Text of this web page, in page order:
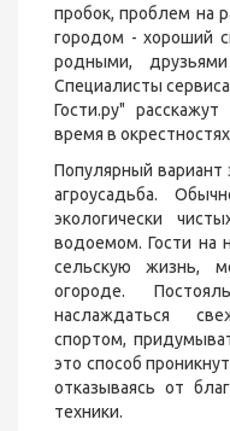
пробок, проблем на
городом - хороший
родными,
Специалисты
Гости.ру"
время в
Популярный вариант
агроусадьба.
экологически
водоемом. Гости на
сельскую жизнь,
огороде.
наслаждаться
спортом,
это способ
отказываясь от
техники.